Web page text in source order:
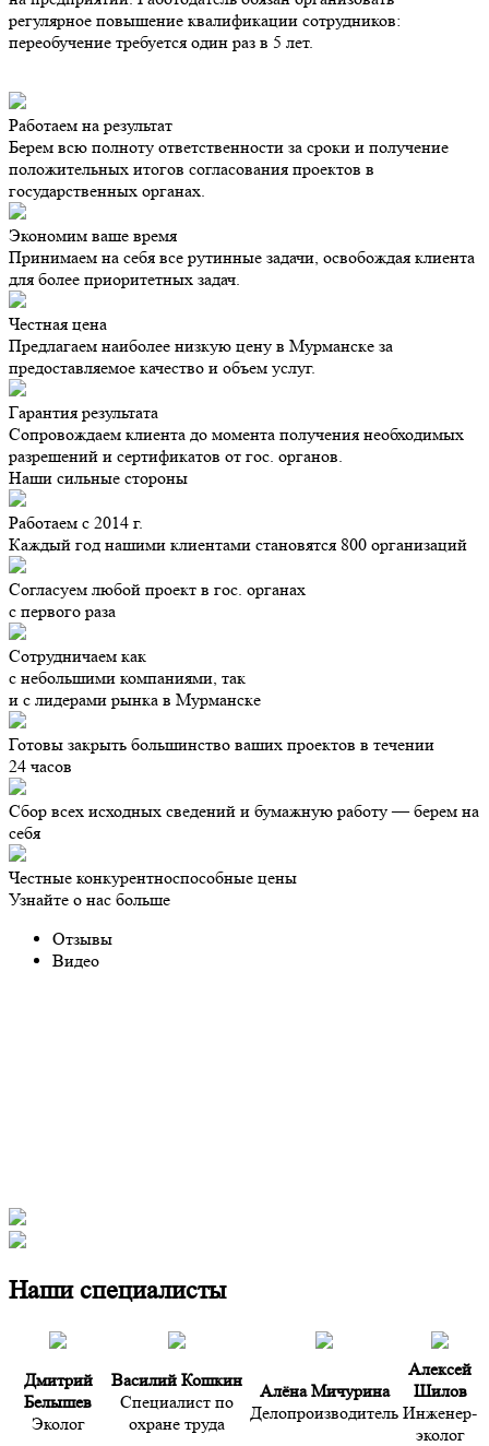
регулярное повышение квалификации сотрудников:
переобучение требуется один раз в 5 лет.
Работаем на результат
Берем всю полноту ответственности за сроки и получение
положительных итогов согласования проектов в
государственных органах.
Экономим ваше время
Принимаем на себя все рутинные задачи, освобождая клиента
для более приоритетных задач.
Честная цена
Предлагаем наиболее низкую цену в Мурманске за
предоставляемое качество и объем услуг.
Гарантия результата
Сопровождаем клиента до момента получения необходимых
разрешений и сертификатов от гос. органов.
Наши сильные стороны
Работаем с 2014 г.
Каждый год нашими клиентами становятся 800 организаций
Согласуем любой проект в гос. органах
с первого раза
Сотрудничаем как
с небольшими компаниями, так
и с лидерами рынка в Мурманске
Готовы закрыть большинство ваших проектов в течении
24 часов
Сбор всех исходных сведений и бумажную работу — берем на
себя
Честные конкурентноспособные цены
Узнайте о нас больше
Отзывы
Видео
Наши специалисты
Дмитрий
Белышев
Эколог
Василий Кошкин
Специалист по
охране труда
Алёна Мичурина
Делопроизводитель
Алексей
Шилов
Инженер-
эколог